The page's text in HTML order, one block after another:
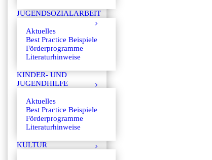
JUGENDSOZIALARBEIT
Aktuelles
Best Practice Beispiele
Förderprogramme
Literaturhinweise
KINDER- UND
JUGENDHILFE
Aktuelles
Best Practice Beispiele
Förderprogramme
Literaturhinweise
KULTUR